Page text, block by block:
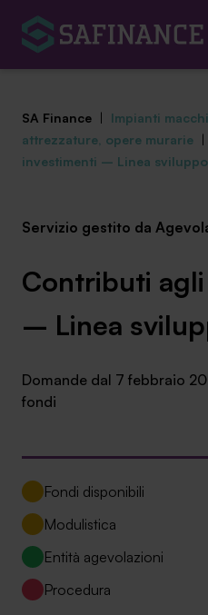
Centro studi
News ed eventi
Chi siamo
Lavora con noi
SA Finance | Impianti
attrezzature, opere murarie |
investimenti – Linea
Servizio gestito da
Contributi
– Linea
Domande dal 7 febbraio
fondi
Fondi disponibili
Modulistica
Entità agevolazioni
Procedura